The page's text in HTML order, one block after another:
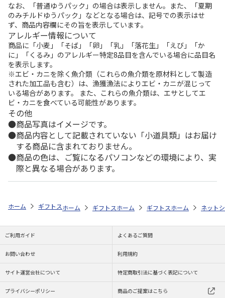
なお、「普通ゆうパック」の場合は表示しません。また、「夏期
のみチルドゆうパック」などとなる場合は、記号での表示はせ
ず、商品内容欄にその旨を表示しています。
アレルギー情報について
商品に「小麦」「そば」「卵」「乳」「落花生」「えび」「か
に」「くるみ」のアレルギー特定8品目を含んでいる場合に品目名
を表示します。
※エビ・カニを除く魚介類（これらの魚介類を原材料として製造
された加工品も含む）は、漁獲漁法によりエビ・カニが混じって
いる場合があります。 また、これらの魚介類は、エサとしてエ
ビ・カニを食べている可能性があります。
その他
商品写真はイメージです。
商品内容として記載されていない「小道具類」はお届け
する商品に含まれておりません。
商品の色は、ご覧になるパソコンなどの環境により、実
際と異なる場合があります。
ホーム ギフトストア お中元・夏ギフト特集 2026 おすすめ ご当地
ホーム ギフトストア お中元・夏ギフト特集 2026
ホーム ギフトストア お中元・
ホーム ネット
ご利用ガイド よくあるご質問
お問い合わせ 利用規約
サイト運営会社について 特定商取引法に基づく表記について
プライバシーポリシー 商品のご提案はこちら